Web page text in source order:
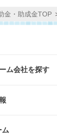
金・助成金TOP
ム会社を探す
ム